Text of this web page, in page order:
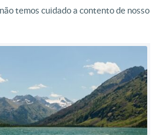
temos cuidado a contento de nosso